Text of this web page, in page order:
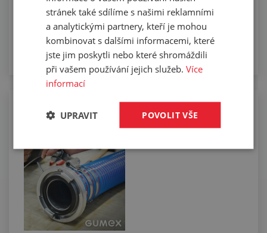
Drátkování hadic
Osazování fekálních savic koncovkami
stránek také sdílíme s našimi reklamními
a analytickými partnery, kteří je mohou
kombinovat s dalšími informacemi, které
jste jim poskytli nebo které shromáždili
při vašem používání jejich služeb.Více
informací
POVOLIT VŠE
UPRAVIT